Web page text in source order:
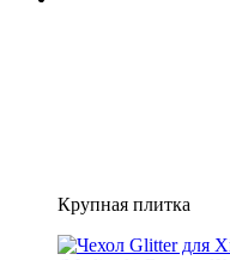
Крупная плитка